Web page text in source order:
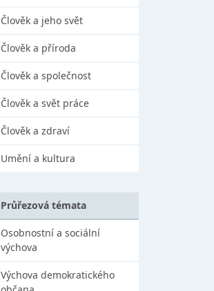
Člověk a jeho svět
Člověk a příroda
Člověk a společnost
Člověk a svět práce
Člověk a zdraví
Umění a kultura
Průřezová témata
Osobnostní a sociální
výchova
Výchova demokratického